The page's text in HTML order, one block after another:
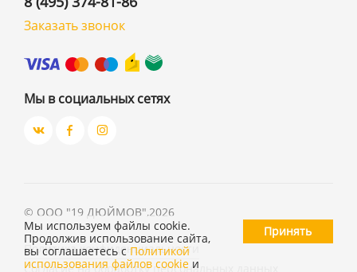
Заказать звонок
Мы в социальных сетях
© ООО "19 ДЮЙМОВ",2026
Политика конфиденциальности
Согласие на обработку персональных данных
Мы используем файлы cookie.
Продолжив использование сайта,
вы соглашаетесь с Политикой
использования файлов cookie и
Принять